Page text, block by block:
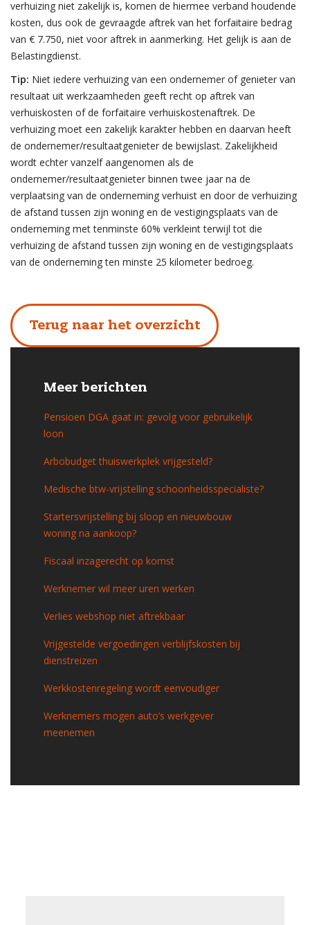
verhuizing niet zakelijk is, komen de hiermee verband houdende
kosten, dus ook de gevraagde aftrek van het forfaitaire bedrag
van € 7.750, niet voor aftrek in aanmerking. Het gelijk is aan de
Belastingdienst.
Tip: Niet iedere verhuizing van een ondernemer of genieter van
resultaat uit werkzaamheden geeft recht op aftrek van
verhuiskosten of de forfaitaire verhuiskostenaftrek. De
verhuizing moet een zakelijk karakter hebben en daarvan heeft
de ondernemer/resultaatgenieter de bewijslast. Zakelijkheid
wordt echter vanzelf aangenomen als de
ondernemer/resultaatgenieter binnen twee jaar na de
verplaatsing van de onderneming verhuist en door de verhuizing
de afstand tussen zijn woning en de vestigingsplaats van de
onderneming met tenminste 60% verkleint terwijl tot die
verhuizing de afstand tussen zijn woning en de vestigingsplaats
van de onderneming ten minste 25 kilometer bedroeg.
Terug naar het overzicht
Meer berichten
Pensioen DGA gaat in: gevolg voor gebruikelijk
loon
Arbobudget thuiswerkplek vrijgesteld?
Medische btw-vrijstelling schoonheidsspecialiste?
Startersvrijstelling bij sloop en nieuwbouw
woning na aankoop?
Fiscaal inzagerecht op komst
Werknemer wil meer uren werken
Verlies webshop niet aftrekbaar
Vrijgestelde vergoedingen verblijfskosten bij
dienstreizen
Werkkostenregeling wordt eenvoudiger
Werknemers mogen auto’s werkgever
meenemen